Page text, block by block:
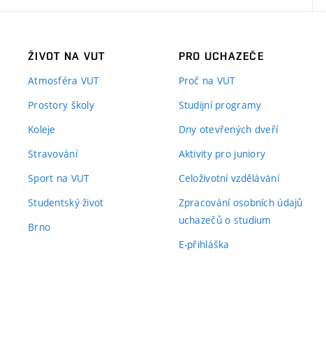
ŽIVOT NA VUT
Atmosféra VUT
Prostory školy
Koleje
Stravování
Sport na VUT
Studentský život
Brno
PRO UCHAZEČE
Proč na VUT
Studijní programy
Dny otevřených dveří
Aktivity pro juniory
Celoživotní vzdělávání
Zpracování osobních údajů
uchazečů o studium
E-přihláška